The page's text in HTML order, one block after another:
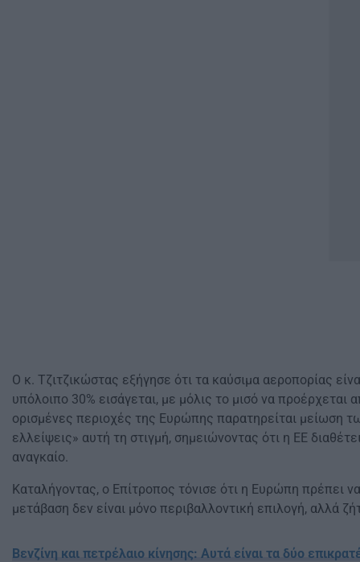
Ο κ. Τζιτζικώστας εξήγησε ότι τα καύσιμα αεροπορίας
υπόλοιπο 30% εισάγεται, με μόλις το μισό να
ορισμένες περιοχές της Ευρώπης παρατηρείται μείωση
ελλείψεις» αυτή τη στιγμή, σημειώνοντας ότι η ΕΕ
αναγκαίο.
Καταλήγοντας, ο Επίτροπος τόνισε ότι η Ευρώπη πρέπει
μετάβαση δεν είναι μόνο περιβαλλοντική επιλογή, αλλά
Βενζίνη και πετρέλαιο κίνησης: Αυτά είναι τα δύο